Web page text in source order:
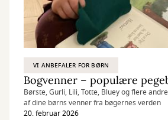
VI ANBEFALER FOR BØRN
Bogvenner – populære
Børste, Gurli, Lili, Totte, Bluey og flere
af dine børns venner fra bøgernes verden
20. februar 2026